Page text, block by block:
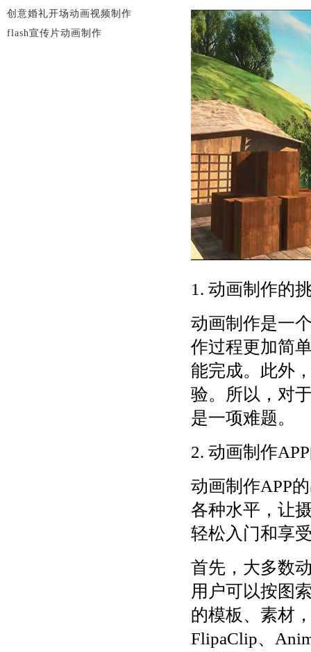
1. 动画制作的
动画制作是一
作过程更加简
能完成。此外
验。所以，对
是一项难题。
2. 动画制作
动画制作APP
各种水平，让
轻松入门和享
首先，大多数
用户可以按图
的模板、素材
FlipaClip、
创意婚礼开场动画视频制作
flash宣传片动画制作